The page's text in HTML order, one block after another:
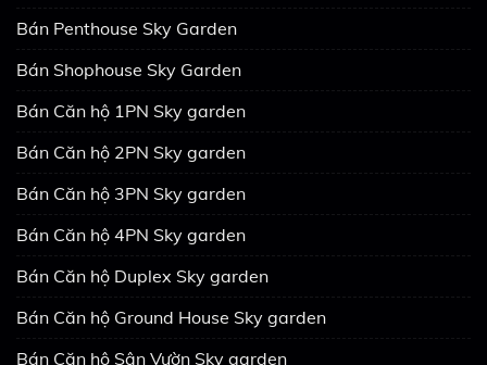
Bán Penthouse Sky Garden
Bán Shophouse Sky Garden
Bán Căn hộ 1PN Sky garden
Bán Căn hộ 2PN Sky garden
Bán Căn hộ 3PN Sky garden
Bán Căn hộ 4PN Sky garden
Bán Căn hộ Duplex Sky garden
Bán Căn hộ Ground House Sky garden
Bán Căn hộ Sân Vườn Sky garden